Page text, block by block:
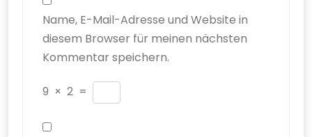
Name, E-Mail-Adresse und Website in
diesem Browser für meinen nächsten
Kommentar speichern.
9 × 2 =